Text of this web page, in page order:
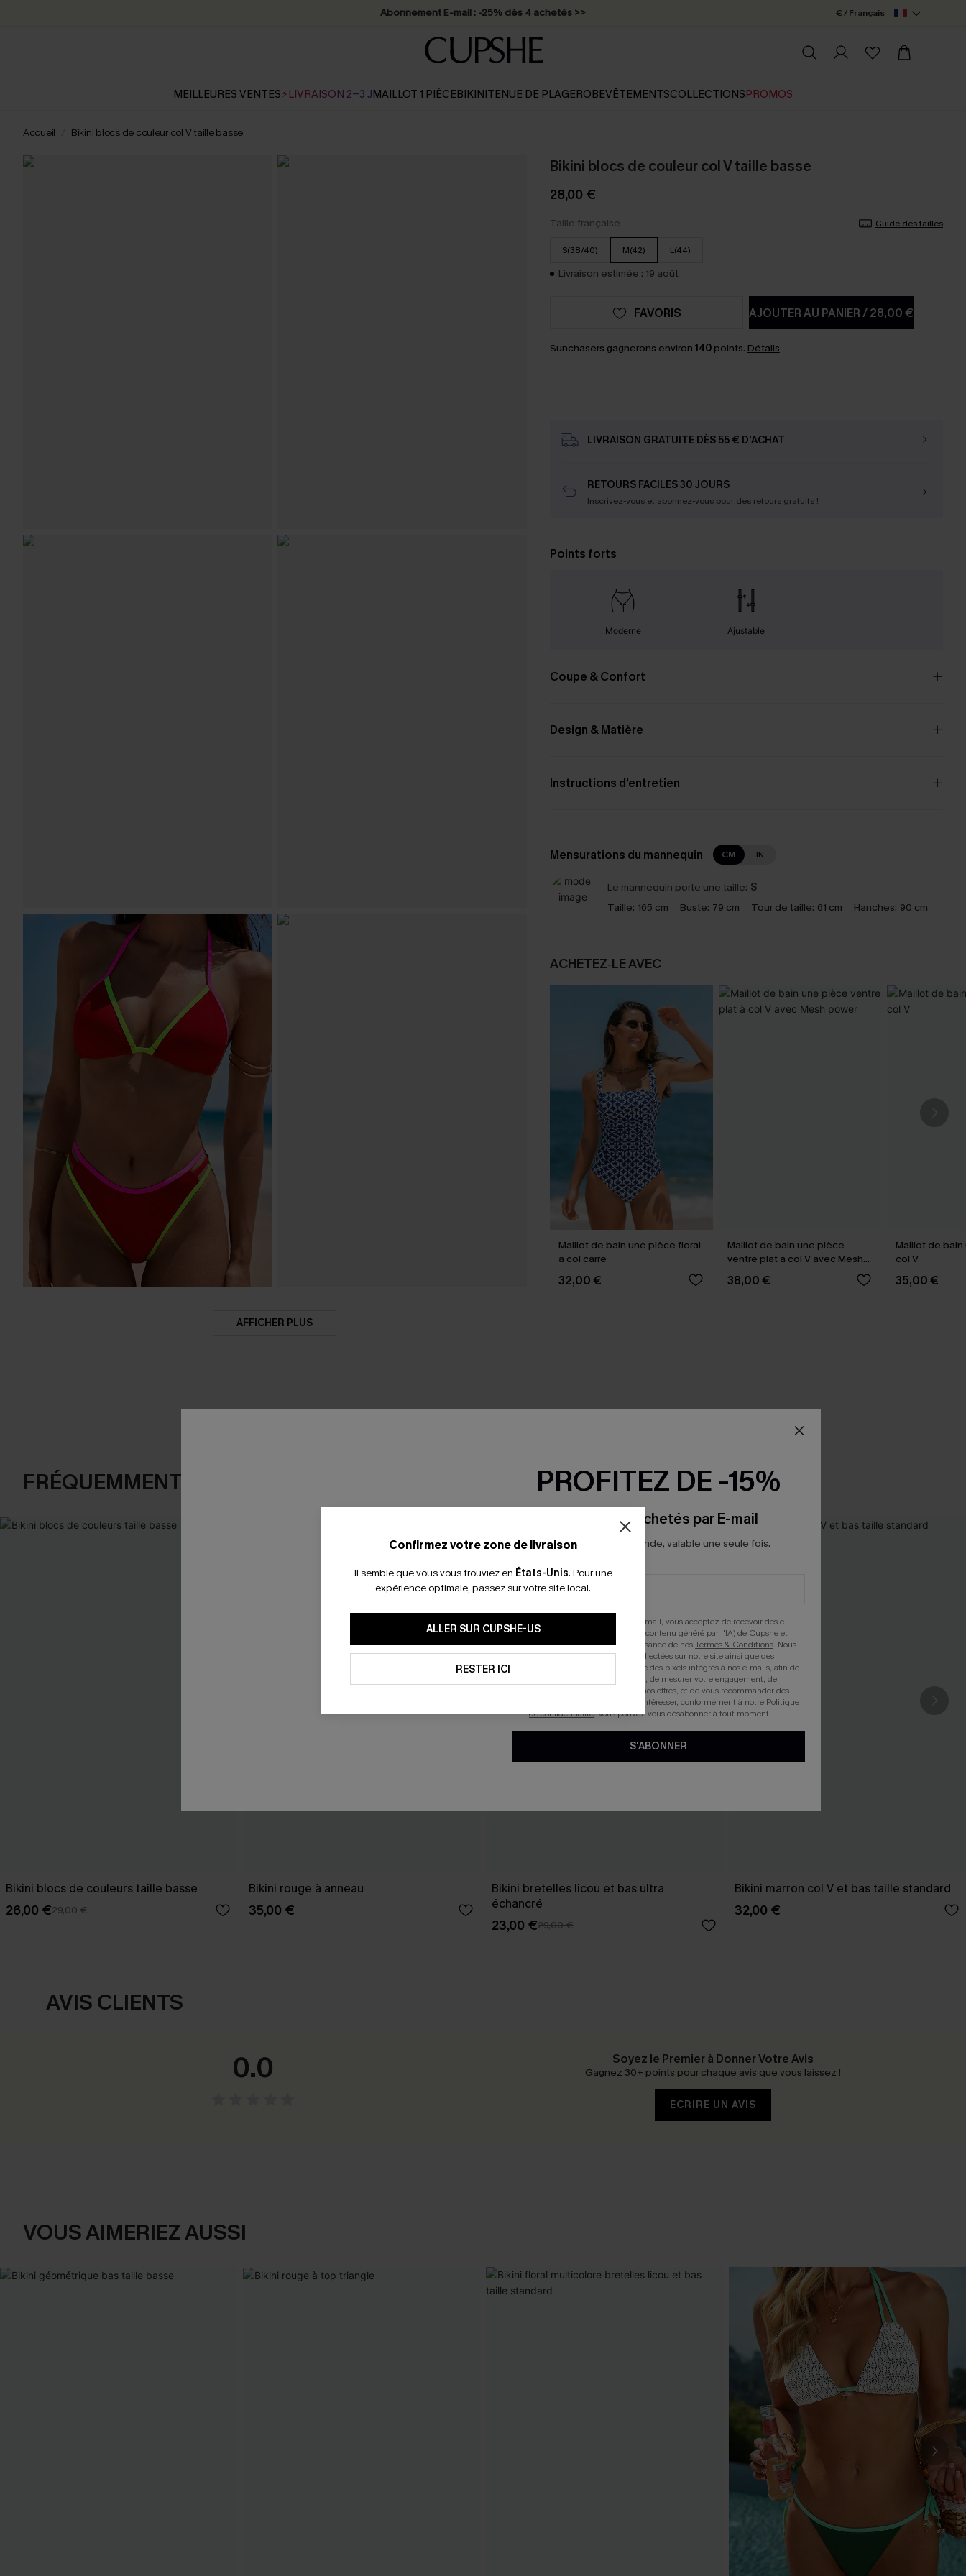
Abonnement E-mail : -25% dès 4 achetés >> € / Français
MEILLEURES VENTES⚡LIVRAISON 2-3 JMAILLOT 1 PIÈCEBIKINITENUE DE PLAGEROBEVÊTEMENTSCOLLECTIONSPROMOS
Accueil Bikini blocs de couleur col V taille basse
AFFICHER PLUS
Bikini blocs de couleur col V taille basse
28,00 €
Taille française Guide des tailles
S(38/40) M(42) L(44)
Livraison estimée : 19 août
AJOUTER AU PANIER/28,00 €
FAVORIS
Sunchasers gagnerons environ 140points. Détails
LIVRAISON GRATUITE DÈS 55 € D'ACHAT
RETOURS FACILES 30 JOURS
Inscrivez-vous et abonnez-vous pour des retours gratuits !
Points forts
Moderne Ajustable
Coupe & Confort
Design & Matière
Instructions d’entretien
Mensurations du mannequin CM IN
Le mannequin porte une taille: S
Taille: 165 cm Buste: 79 cm Tour de taille: 61 cm Hanches: 90 cm
ACHETEZ‑LE AVEC
Maillot de bain une pièce floral
à col carré
32,00 €
Maillot de bain une pièce
ventre plat à col V avec Mesh
power
38,00 €
Maillot de
col V
35,00 €
FRÉQUEMMENT ACHETÉS ENSEMBLE
Bikini blocs de couleurs taille basse
26,00 €29,00 €
Bikini rouge à anneau
35,00 €
Bikini bretelles licou et bas ultra
échancré
23,00 €29,00 €
Bikini marron col V et bas taille standard
32,00 €
AVIS CLIENTS
0.0 Soyez le Premier à Donner Votre Avis
Gagnez 30+ points pour chaque avis que vous laissez !
ÉCRIRE UN AVIS
VOUS AIMERIEZ AUSSI
Confirmez votre zone de livraison
Il semble que vous vous trouviez en États-Unis. Pour une
expérience optimale, passez sur votre site local.
ALLER SUR CUPSHE-US
RESTER ICI
PROFITEZ DE -15%
-15% dès 2 Achetés par E-mail
*Un code par commande, valable une seule fois.
En soumettant votre adresse e-mail, vous acceptez de recevoir des e-
mails marketing (y compris du contenu généré par l'IA) de Cupshe et
reconnaissez avoir pris connaissance de nosTermes & Conditions. Nous
pouvons utiliser les données collectées sur notre site ainsi que des
technologies de suivi, telles que des pixels intégrés à nos e-mails, afin de
savoir si ceux-ci ont été ouverts, de mesurer votre engagement, de
personnaliser nos contenus et nos offres, et de vous recommander des
produits susceptibles de vous intéresser, conformément à notre Politique
de confidentialité. Vous pouvez vous désabonner à tout moment.
S'ABONNER